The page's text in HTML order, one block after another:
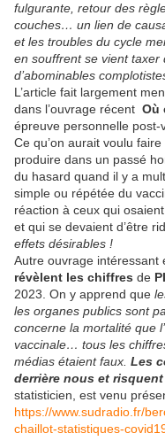
fulgurante, retour des
couches… un lien de
et les troubles du cycle
en souffrent se vient taxer
d’abominables
L’article fait largement
dans l’ouvrage récent Où
épreuve personnelle post-
Ce qu’on aurait voulu
produire dans un passé
du hasard quand il y a
simple ou répétée du
réaction à ceux qui
et qui se devaient d’être
effets désirables !
Autre ouvrage intéressant
révèlent les chiffres de
2023. On y apprend que
les organes publics sont
concerne la mortalité que
vaccinale… tous les
médias étaient faux. Les
derrière nous et risquent
statisticien, est venu
https://www.sudradio.fr/
chaillot-statistiques-